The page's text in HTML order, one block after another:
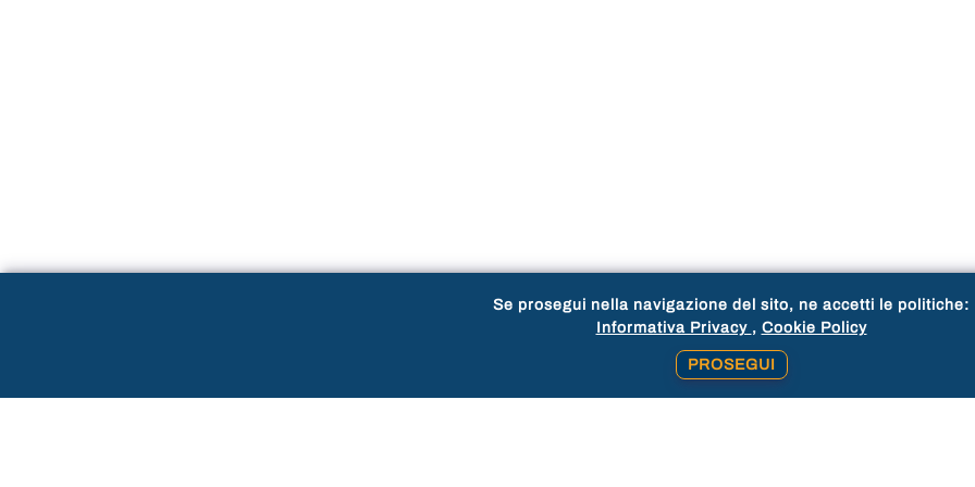
Se prosegui nella navigazione del sito, ne accetti le politiche:
Informativa Privacy
Cookie Policy
PROSEGUI